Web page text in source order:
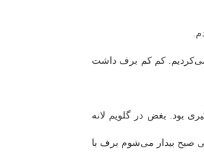
می‌کردیم. کم کم برف داشت
بود. بغض در گلویم لانه
صبح بیدار می‌‌شوم برف با